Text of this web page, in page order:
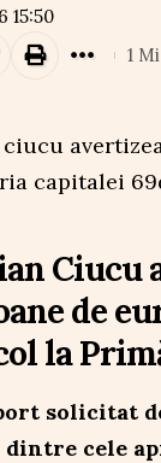
15:50
1
Ciucu
de
la
solicitat
cele